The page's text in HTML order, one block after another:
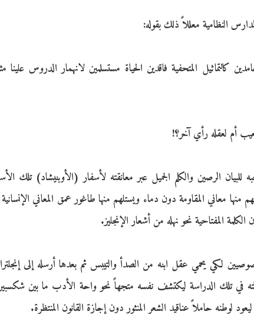
النظامية معللاً ذلك بقوله:
كالتماثيل المتحفية فاقدين الحياة مستسلمين لانهمار الدروس علينا
أم لعقله رأي آخر؟!
الرصين والكلم الجميل عبر معانقته لأسفار (الأوبنيشاد) تلك
معاني المقاومة دون دماء ويستلهم منها طاغور عمق المعاني الإنسانية
المفتاحية نحو نهله من أشعار الإنجليز.
لكي يحمي عقل ابنه من الصدأ والتيبس ثم بعدها أرسله إلى
في تلك الدراسة ليكتشف نفسه متجهاً نحو واحة الأدب ما بين
لوطنه حاملاً عناقيد الشعر المنثور دون إجازة القانون المنتظرة.